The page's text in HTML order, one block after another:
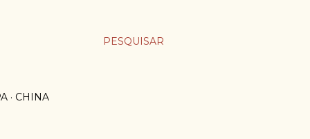
PESQUISAR
CHINA